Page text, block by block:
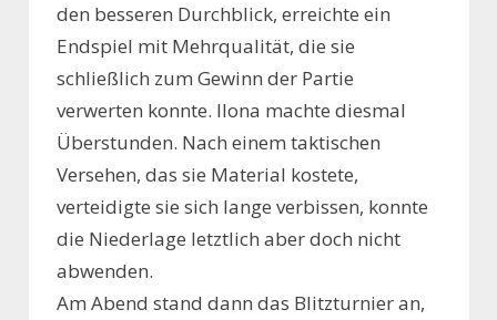
den besseren Durchblick, erreichte ein
Endspiel mit Mehrqualität, die sie
schließlich zum Gewinn der Partie
verwerten konnte. Ilona machte diesmal
Überstunden. Nach einem taktischen
Versehen, das sie Material kostete,
verteidigte sie sich lange verbissen, konnte
die Niederlage letztlich aber doch nicht
abwenden.
Am Abend stand dann das Blitzturnier an,